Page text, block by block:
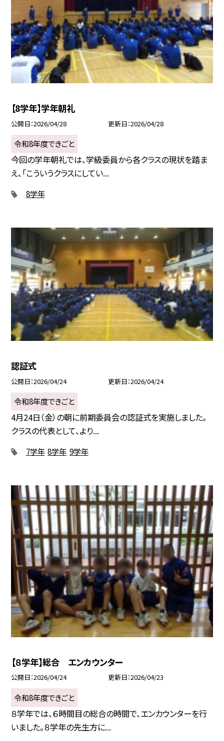
【8学年】学年朝礼
公開日 2026/04/28 更新日 2026/04/28
令和8年度できごと
今回の学年朝礼では、学級委員から各クラスの現状を踏ま
え、「こういうクラスにしてい...
8学年
認証式
公開日 2026/04/24 更新日 2026/04/24
令和8年度できごと
4月24日（金）の朝に前期委員会の認証式を実施しました。
クラスの代表として、より...
7学年 8学年 9学年
【８学年】総合 エンカウンター
公開日 2026/04/24 更新日 2026/04/23
令和8年度できごと
８学年では、６時間目の総合の時間で、エンカウンターを行
いました。８学年の先生方に...